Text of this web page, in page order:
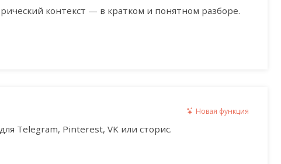
контекст — в кратком и понятном разборе.
Новая функция
Telegram, Pinterest, VK или сторис.